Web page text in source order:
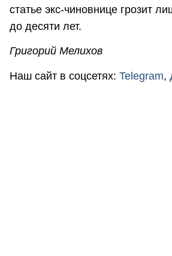
статье экс-чиновнице грозит
до десяти лет.
Григорий Мелихов
Наш сайт в соцсетях: Telegram,